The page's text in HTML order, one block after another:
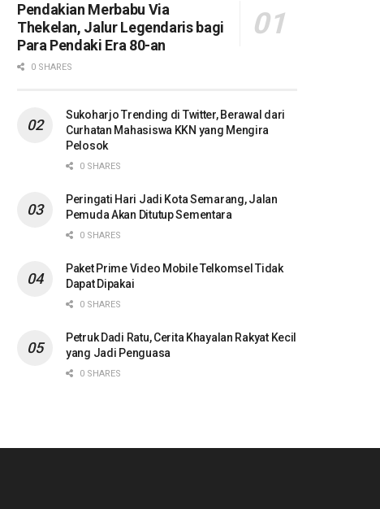
Pendakian Merbabu Via
Thekelan, Jalur Legendaris bagi
Para Pendaki Era 80-an
0 SHARES
Sukoharjo Trending di Twitter, Berawal dari
Curhatan Mahasiswa KKN yang Mengira
Pelosok
0 SHARES
Peringati Hari Jadi Kota Semarang, Jalan
Pemuda Akan Ditutup Sementara
0 SHARES
Paket Prime Video Mobile Telkomsel Tidak
Dapat Dipakai
0 SHARES
Petruk Dadi Ratu, Cerita Khayalan Rakyat Kecil
yang Jadi Penguasa
0 SHARES